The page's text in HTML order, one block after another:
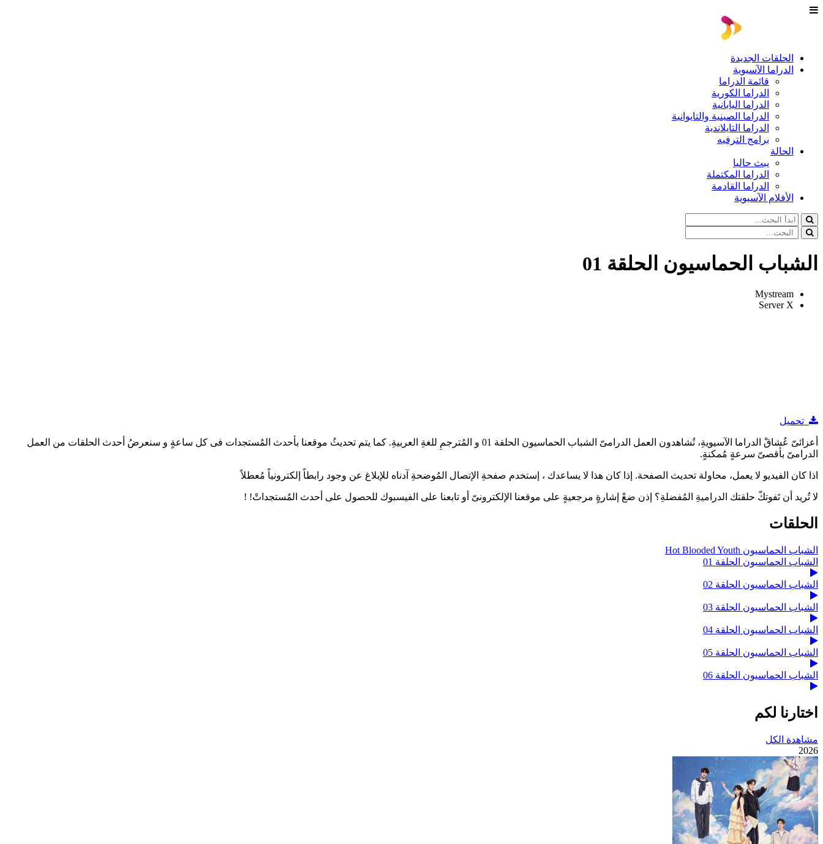
الحلقات الجديدة
الدراما الآسيوية
قائمة الدراما
الدراما الكورية
الدراما اليابانية
الدراما الصينية والتايوانية
الدراما التايلاندية
برامج الترفيه
الحالة
يبث حاليا
الدراما المكتملة
الدراما القادمة
الأفلام الآسيوية
الشباب الحماسيون الحلقة 01
Mystream
Server X
تحميل
أعزائىّ عُشاقْ الدراما الآسيويةِ، تُشاهدون العمل الدرامىّ الشباب الحماسيون الحلقة 01 و المُترجمِ للغةِ العربيةِ. كما يتم تحديثُ موقعنا بأحدث المُستجدات فى كل ساعةٍ و سنعرضُ أحدث الحلقات من العمل
الدرامىّ بأقصىّ سرعةٍ مُمكنةٍ.
اذا كان الفيديو لا يعمل، محاولة تحديث الصفحة. إذا كان هذا لا يساعدك ، إستخدم صفحةِ الإتصال المُوضحةِ آدناه للإبلاغ عن وجود رابطاً إلكترونياً مُعطلاً
لا تُريد أن تَفوتكّ حلقتك الدراميةِ المُفضلةِ؟ إذن ضعْ إشارةٍ مرجعيةٍ على موقعنا الإلكترونىّ أو تابعنا على الفيسبوك للحصول على أحدث المُستجداتْ! !
الحلقات
الشباب الحماسيون Hot Blooded Youth
الشباب الحماسيون الحلقة 01
الشباب الحماسيون الحلقة 02
الشباب الحماسيون الحلقة 03
الشباب الحماسيون الحلقة 04
الشباب الحماسيون الحلقة 05
الشباب الحماسيون الحلقة 06
اختارنا لكم
مشاهدة الكل
2026